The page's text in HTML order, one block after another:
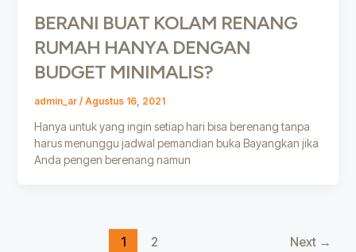
BERANI BUAT KOLAM RENANG
RUMAH HANYA DENGAN
BUDGET MINIMALIS?
admin_ar / Agustus 16, 2021
Hanya untuk yang ingin setiap hari bisa berenang tanpa
harus menunggu jadwal pemandian buka Bayangkan jika
Anda pengen berenang namun
1 2 Next →